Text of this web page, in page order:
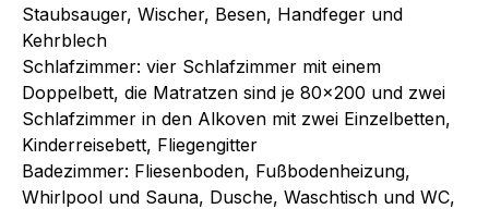
Staubsauger, Wischer, Besen, Handfeger und
Kehrblech
Schlafzimmer: vier Schlafzimmer mit einem
Doppelbett, die Matratzen sind je 80x200 und zwei
Schlafzimmer in den Alkoven mit zwei Einzelbetten,
Kinderreisebett, Fliegengitter
Badezimmer: Fliesenboden, Fußbodenheizung,
Whirlpool und Sauna, Dusche, Waschtisch und WC,